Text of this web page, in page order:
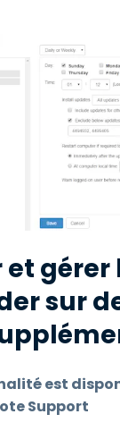
et
sur
est
Support